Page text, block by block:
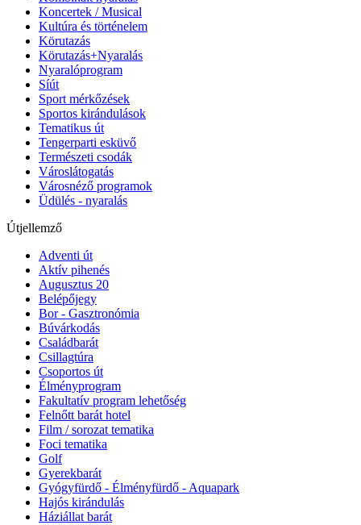
Koncertek / Musical
Kultúra és történelem
Körutazás
Körutazás+Nyaralás
Nyaralóprogram
Síút
Sport mérkőzések
Sportos kirándulások
Tematikus út
Tengerparti esküvő
Természeti csodák
Városlátogatás
Városnéző programok
Üdülés - nyaralás
Útjellemző
Adventi út
Aktív pihenés
Augusztus 20
Belépőjegy
Bor - Gasztronómia
Búvárkodás
Családbarát
Csillagtúra
Csoportos út
Élményprogram
Fakultatív program lehetőség
Felnőtt barát hotel
Film / sorozat tematika
Foci tematika
Golf
Gyerekbarát
Gyógyfürdő - Élményfürdő - Aquapark
Hajós kirándulás
Háziállat barát